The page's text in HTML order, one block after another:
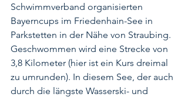
Schwimmverband organisierten
Bayerncups im Friedenhain-See in
Parkstetten in der Nähe von Straubing.
Geschwommen wird eine Strecke von
3,8 Kilometer (hier ist ein Kurs dreimal
zu umrunden). In diesem See, der auch
durch die längste Wasserski- und